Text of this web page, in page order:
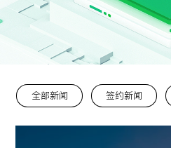
全部新闻 签约新闻
提交